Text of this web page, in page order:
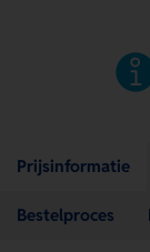
Prijsinformatie
Bestelproces